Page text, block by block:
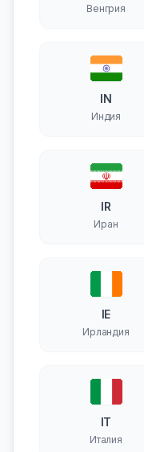
Венгрия
IN
Индия
IR
Иран
IE
Ирландия
IT
Италия